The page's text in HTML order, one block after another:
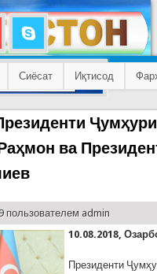
Сиёсат Иқтисод
ва
пользователем admin
10.08.2018,
Президенти